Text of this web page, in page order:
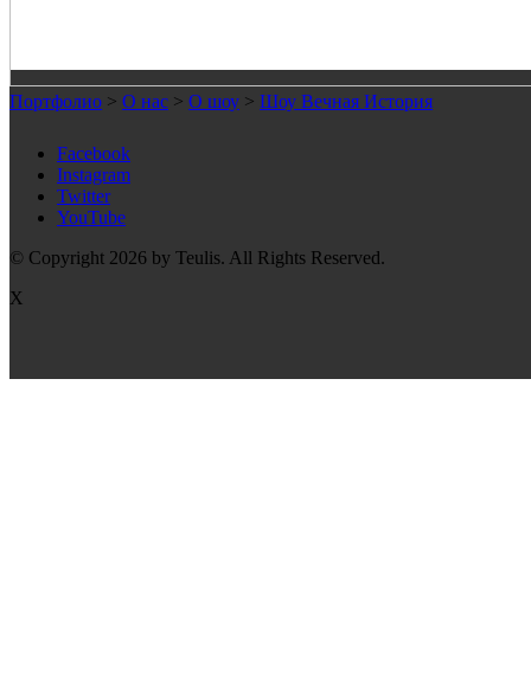
Портфолио > О нас > О шоу > Шоу Вечная История
Facebook
Instagram
Twitter
YouTube
© Copyright 2026 by Teulis. All Rights Reserved.
X